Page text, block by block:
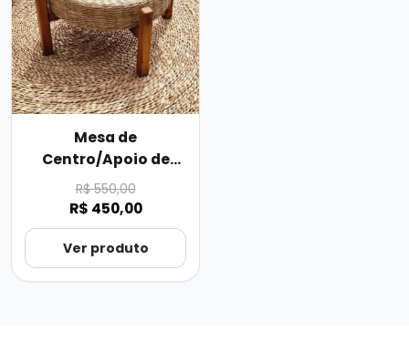
Mesa de
Centro/Apoio de
Taboa.
R$ 550,00
R$ 450,00
Ver produto